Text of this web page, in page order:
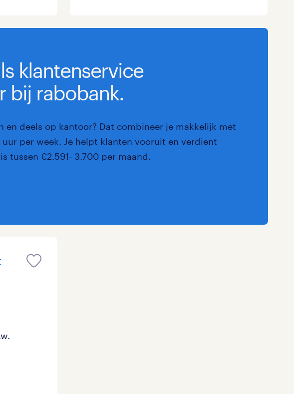
Techniek
klantenservice
bij rabobank.
en deels op kantoor? Dat combineer je makkelijk met
per week. Je helpt klanten vooruit en verdient
tussen €2.591- 3.700 per maand.